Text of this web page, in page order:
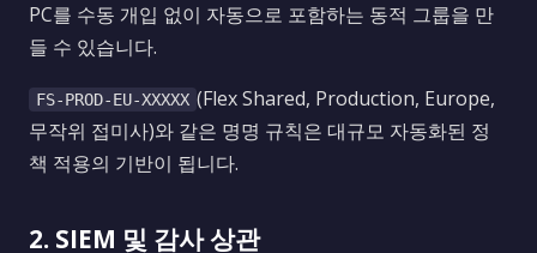
PC를 수동 개입 없이 자동으로 포함하는 동적 그룹을 만
들 수 있습니다.
FS-PROD-EU-XXXXX (Flex Shared, Production, Europe,
무작위 접미사)와 같은 명명 규칙은 대규모 자동화된 정
책 적용의 기반이 됩니다.
2. SIEM 및 감사 상관